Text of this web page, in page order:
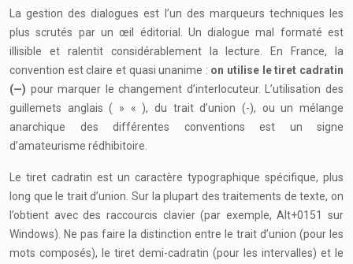
La gestion des dialogues est l’un des marqueurs techniques les
plus scrutés par un œil éditorial. Un dialogue mal formaté est
illisible et ralentit considérablement la lecture. En France, la
convention est claire et quasi unanime : on utilise le tiret cadratin
(—) pour marquer le changement d’interlocuteur. L’utilisation des
guillemets anglais ( » « ), du trait d’union (-), ou un mélange
anarchique des différentes conventions est un signe
d’amateurisme rédhibitoire.
Le tiret cadratin est un caractère typographique spécifique, plus
long que le trait d’union. Sur la plupart des traitements de texte, on
l’obtient avec des raccourcis clavier (par exemple, Alt+0151 sur
Windows). Ne pas faire la distinction entre le trait d’union (pour les
mots composés), le tiret demi-cadratin (pour les intervalles) et le